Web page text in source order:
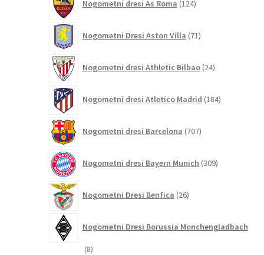
Nogometni dresi As Roma 124izdelkov
Nogometni Dresi Aston Villa 71izdelkov
Nogometni dresi Athletic Bilbao 24izdelkov
Nogometni dresi Atletico Madrid 184izdelkov
Nogometni dresi Barcelona 707izdelkov
Nogometni dresi Bayern Munich 309izdelkov
Nogometni Dresi Benfica 26izdelkov
Nogometni Dresi Borussia Monchengladbach
88